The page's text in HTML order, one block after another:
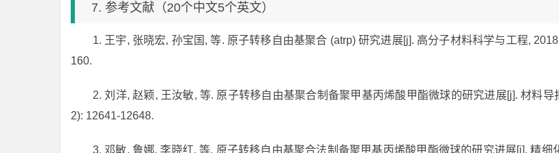
7. 参考文献（20个中文5个英文）
1. 王宇, 张晓宏, 孙宝国, 等. 原子转移自由基聚合 (atrp) 研究进展[j]. 高分子材料科学与工程,
160.
2. 刘洋, 赵颖, 王汝敏, 等. 原子转移自由基聚合制备聚甲基丙烯酸甲酯微球的研究进展[j]. 材料导
2): 12641-12648.
3. 邓敏, 鲁娜, 李晓红, 等. 原子转移自由基聚合法制备聚甲基丙烯酸甲酯微球的研究进展[j]. 精细